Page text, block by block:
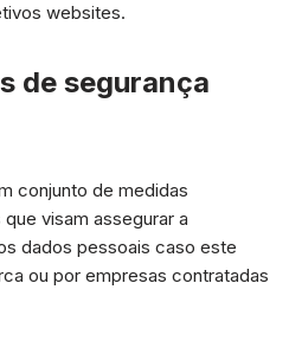
websites.
de segurança
conjunto de medidas
visam assegurar a
dados pessoais caso este
ou por empresas contratadas